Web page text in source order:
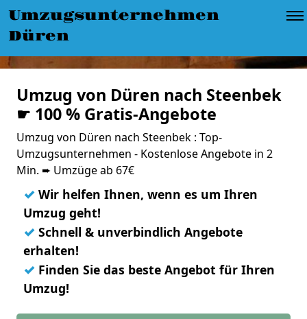
Umzugsunternehmen
Düren
Umzug von Düren nach Steenbek
☛ 100 % Gratis-Angebote
Umzug von Düren nach Steenbek : Top-
Umzugsunternehmen - Kostenlose Angebote in 2
Min. ➨ Umzüge ab 67€
✓ Wir helfen Ihnen, wenn es um Ihren
Umzug geht!
✓ Schnell & unverbindlich Angebote
erhalten!
✓ Finden Sie das beste Angebot für Ihren
Umzug!